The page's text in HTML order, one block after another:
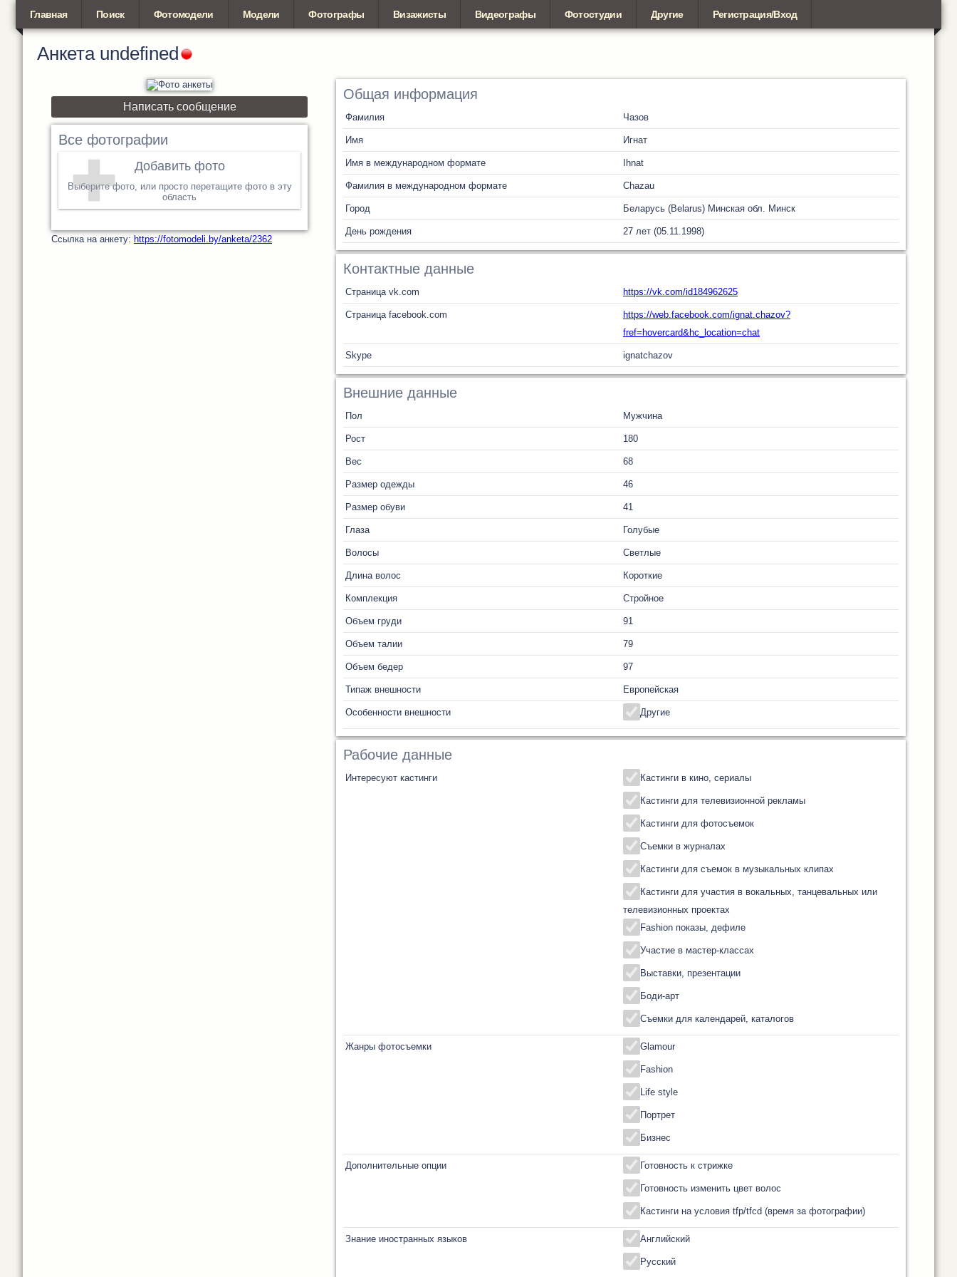
Главная Поиск Фотомодели Модели Фотографы Визажисты Видеографы Фотостудии Другие Регистрация/Вход
Анкета undefined
Написать сообщение
Все фотографии
Добавить фото
Выберите фото, или просто перетащите фото в эту
область
Cсылка на анкету: https://fotomodeli.by/anketa/2362
Общая информация
Фамилия Чазов
Имя Игнат
Имя в международном формате Ihnat
Фамилия в международном формате Chazau
Город Беларусь (Belarus) Минская обл. Минск
День рождения 27 лет (05.11.1998)
Контактные данные
Страница vk.com https://vk.com/id184962625
Страница facebook.com
https://web.facebook.com/ignat.chazov?
fref=hovercard&hc_location=chat
Skype ignatchazov
Внешние данные
Пол Мужчина
Рост 180
Вес 68
Размер одежды 46
Размер обуви 41
Глаза Голубые
Волосы Светлые
Длина волос Короткие
Комплекция Стройное
Объем груди 91
Объем талии 79
Объем бедер 97
Типаж внешности Европейская
Особенности внешности Другие
Рабочие данные
Интересуют кастинги Кастинги в кино, сериалы
Кастинги для телевизионной рекламы
Кастинги для фотосъемок
Съемки в журналах
Кастинги для съемок в музыкальных клипах
Кастинги для участия в вокальных, танцевальных или
телевизионных проектах
Fashion показы, дефиле
Участие в мастер-классах
Выставки, презентации
Боди-арт
Съемки для календарей, каталогов
Жанры фотосъемки Glamour
Fashion
Life style
Портрет
Бизнес
Дополнительные опции Готовность к стрижке
Готовность изменить цвет волос
Кастинги на условия tfp/tfcd (время за фотографии)
Знание иностранных языков Английский
Русский